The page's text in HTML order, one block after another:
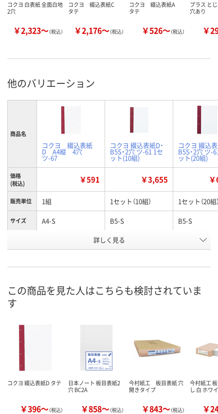
コクヨ 白表紙 全面白地
2穴
￥2,323～（税込）
コクヨ 綴込表紙C
タテ
￥2,176～（税込）
コクヨ 綴込表紙A
タテ
￥526～（税込）
プラス と
穴あり
￥
他のバリエーション
商品名
コクヨ 綴込表紙
D A4縦 4穴
ツ-67
コクヨ 綴込表紙D・
B5S・2穴 ツ-61 1セ
ット(10組)
コクヨ 綴込表
B5S・2穴 ツ-
ット(20組)
価格
(税込)
￥591 ￥3,655
販売単位 1組 1セット（10組） 1セット（20組
サイズ A4-S B5-S B5-S
9768740 A528114
詳しく見る
この商品を見た人はこちらも検討されていま
す
コクヨ 綴込表紙D タテ
￥396～（税込）
日本ノート 板目表紙2
穴 BC2A
￥858～（税込）
今村紙工 板目表紙 穴
開きタイプ
￥843～（税込）
今村紙工
し 白 ホワ
￥